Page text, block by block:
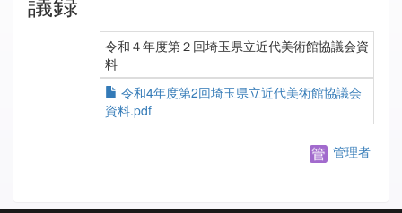
令和４年度第２回埼玉県立近代美術館協議会資
料
令和4年度第2回埼玉県立近代美術館協議会
資料.pdf
管理者